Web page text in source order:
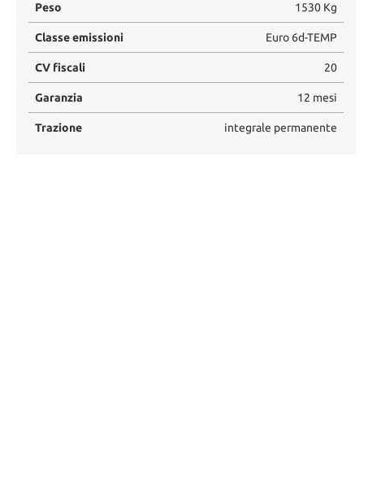
Peso 1530 Kg
Classe emissioni Euro 6d-TEMP
CV fiscali 20
Garanzia 12 mesi
Trazione integrale permanente